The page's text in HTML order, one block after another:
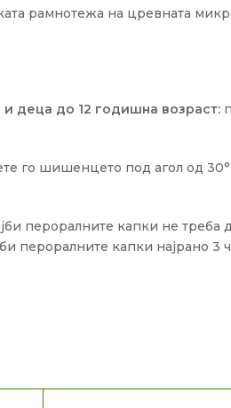
рамнотежа на цревната
деца до 12 годишна возраст:
го шишенцето под агол од
пероралните капки не
пероралните капки најрано 3